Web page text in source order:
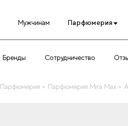
Мужчинам Парфюмерия
Бренды Сотрудничество
Парфюмерия > Парфюмерия Mira Max >